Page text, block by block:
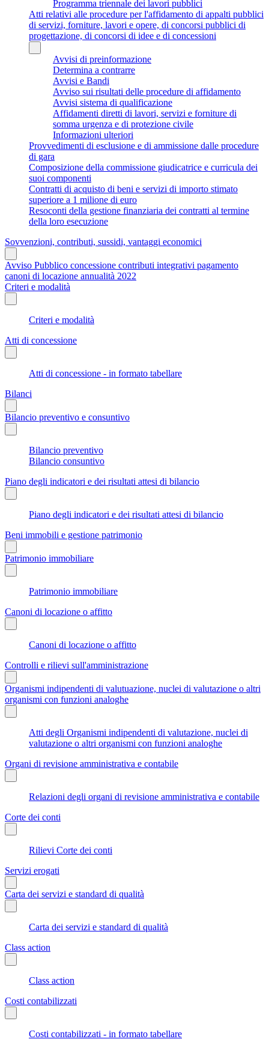
Programma triennale dei lavori pubblici
Atti relativi alle procedure per l'affidamento di appalti pubblici
di servizi, forniture, lavori e opere, di concorsi pubblici di
progettazione, di concorsi di idee e di concessioni
Avvisi di preinformazione
Determina a contrarre
Avvisi e Bandi
Avviso sui risultati delle procedure di affidamento
Avvisi sistema di qualificazione
Affidamenti diretti di lavori, servizi e forniture di
somma urgenza e di protezione civile
Informazioni ulteriori
Provvedimenti di esclusione e di ammissione dalle procedure
di gara
Composizione della commissione giudicatrice e curricula dei
suoi componenti
Contratti di acquisto di beni e servizi di importo stimato
superiore a 1 milione di euro
Resoconti della gestione finanziaria dei contratti al termine
della loro esecuzione
Sovvenzioni, contributi, sussidi, vantaggi economici
Avviso Pubblico concessione contributi integrativi pagamento
canoni di locazione annualità 2022
Criteri e modalità
Criteri e modalità
Atti di concessione
Atti di concessione - in formato tabellare
Bilanci
Bilancio preventivo e consuntivo
Bilancio preventivo
Bilancio consuntivo
Piano degli indicatori e dei risultati attesi di bilancio
Piano degli indicatori e dei risultati attesi di bilancio
Beni immobili e gestione patrimonio
Patrimonio immobiliare
Patrimonio immobiliare
Canoni di locazione o affitto
Canoni di locazione o affitto
Controlli e rilievi sull'amministrazione
Organismi indipendenti di valutuazione, nuclei di valutazione o altri
organismi con funzioni analoghe
Atti degli Organismi indipendenti di valutazione, nuclei di
valutazione o altri organismi con funzioni analoghe
Organi di revisione amministrativa e contabile
Relazioni degli organi di revisione amministrativa e contabile
Corte dei conti
Rilievi Corte dei conti
Servizi erogati
Carta dei servizi e standard di qualità
Carta dei servizi e standard di qualità
Class action
Class action
Costi contabilizzati
Costi contabilizzati - in formato tabellare